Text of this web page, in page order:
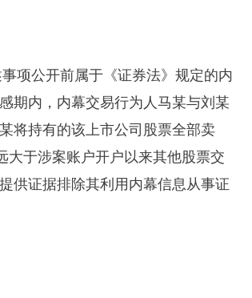
项公开前属于《证券法》规定的内
期内，内幕交易行为人马某与刘某
将持有的该上市公司股票全部卖
于涉案账户开户以来其他股票交
供证据排除其利用内幕信息从事证